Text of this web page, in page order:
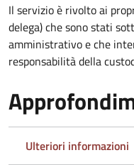
Il servizio è rivolto ai
delega) che sono stati
amministrativo e che
responsabilità della
Ulteriori informazioni